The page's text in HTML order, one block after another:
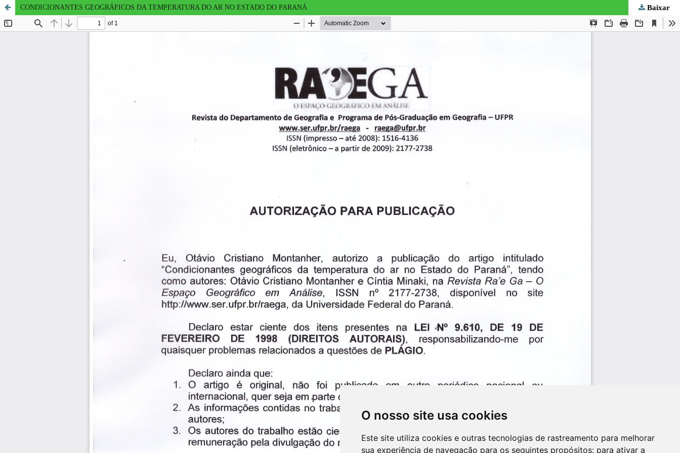
O nosso site usa cookies
Este site utiliza cookies e outras tecnologias de rastreamento para melhorar
sua experiência de navegação para os seguintes propósitos: para ativar a
CONDICIONANTES GEOGRÁFICOS DA TEMPERATURA DO AR NO ESTADO DO PARANÁ Baixar